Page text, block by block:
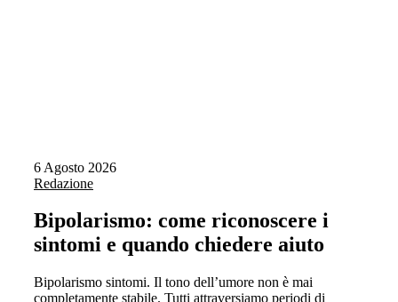
6 Agosto 2026
Redazione
Bipolarismo: come riconoscere i
sintomi e quando chiedere aiuto
Bipolarismo sintomi. Il tono dell’umore non è mai
completamente stabile. Tutti attraversiamo periodi di